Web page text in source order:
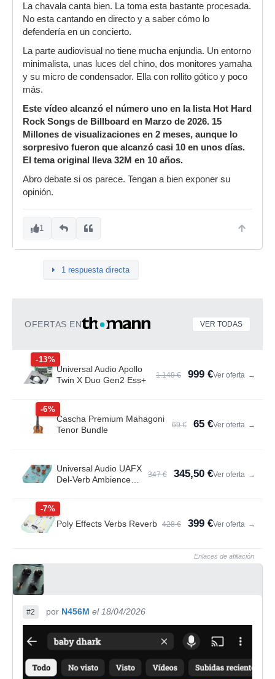
La chavala canta bien. La toma esta bastante procesada.
No esta cantando en directo y a saber cómo lo
defendería en un concierto.
La parte audiovisual no tiene mucha enjundia. Un entorno
minimalista, unas luces del chino, dos monitores yamaha
y su micro de condensador. Ella con rollito gótico y poco
más.
Este vídeo alcanzó el número uno en la lista Hot Hard
Rock Songs de Billboard en Marzo de 2026. 15
Millones de visualizaciones en 2 meses, aunque lo
sorpresivo fueron que alcanzó casi 10 en unos días.
El tema original lleva 32M en 10 años.
Abro debate si os parece. Tengan a bien exponer su
opinión.
1
1 respuesta directa
OFERTAS EN VER TODAS
-13%
Universal Audio Apollo
Twin X Duo Gen2 Ess+
1.149 € 999 €Ver oferta →
-6%
Cascha Premium Mahagoni
Tenor Bundle
69 € 65 €Ver oferta →
Universal Audio UAFX
Del-Verb Ambience
347 € 345,50 €Ver oferta →
-7%
Poly Effects Verbs Reverb 428 € 399 €Ver oferta →
Enlaces de afiliación
#2 por N456M el 18/04/2026